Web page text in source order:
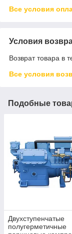
Все условия
Условия
Возврат товара в
Все условия
Подобные
Двухступенчатые
полугерметичные